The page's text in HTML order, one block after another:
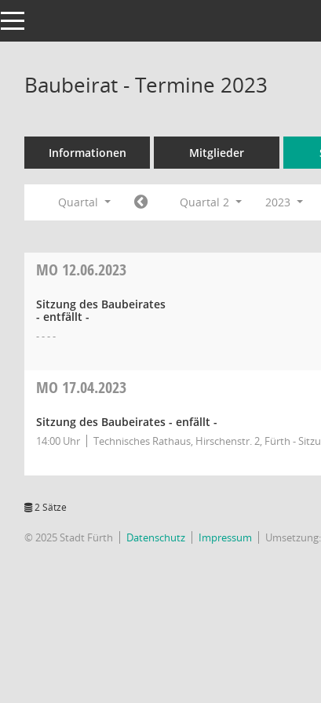
Toggle navigation
Baubeirat - Termine 2023
Informationen Mitglieder
Quartal Quartal 2 2023
MO 12.06.2023
Sitzung des Baubeirates
- entfällt -
- - - -
MO 17.04.2023
Sitzung des Baubeirates - enfällt -
14:00 Uhr Technisches Rathaus, Hirschenstr. 2, Fürth -
2 Sätze
© 2025 Stadt Fürth Datenschutz Impressum Umsetzung: